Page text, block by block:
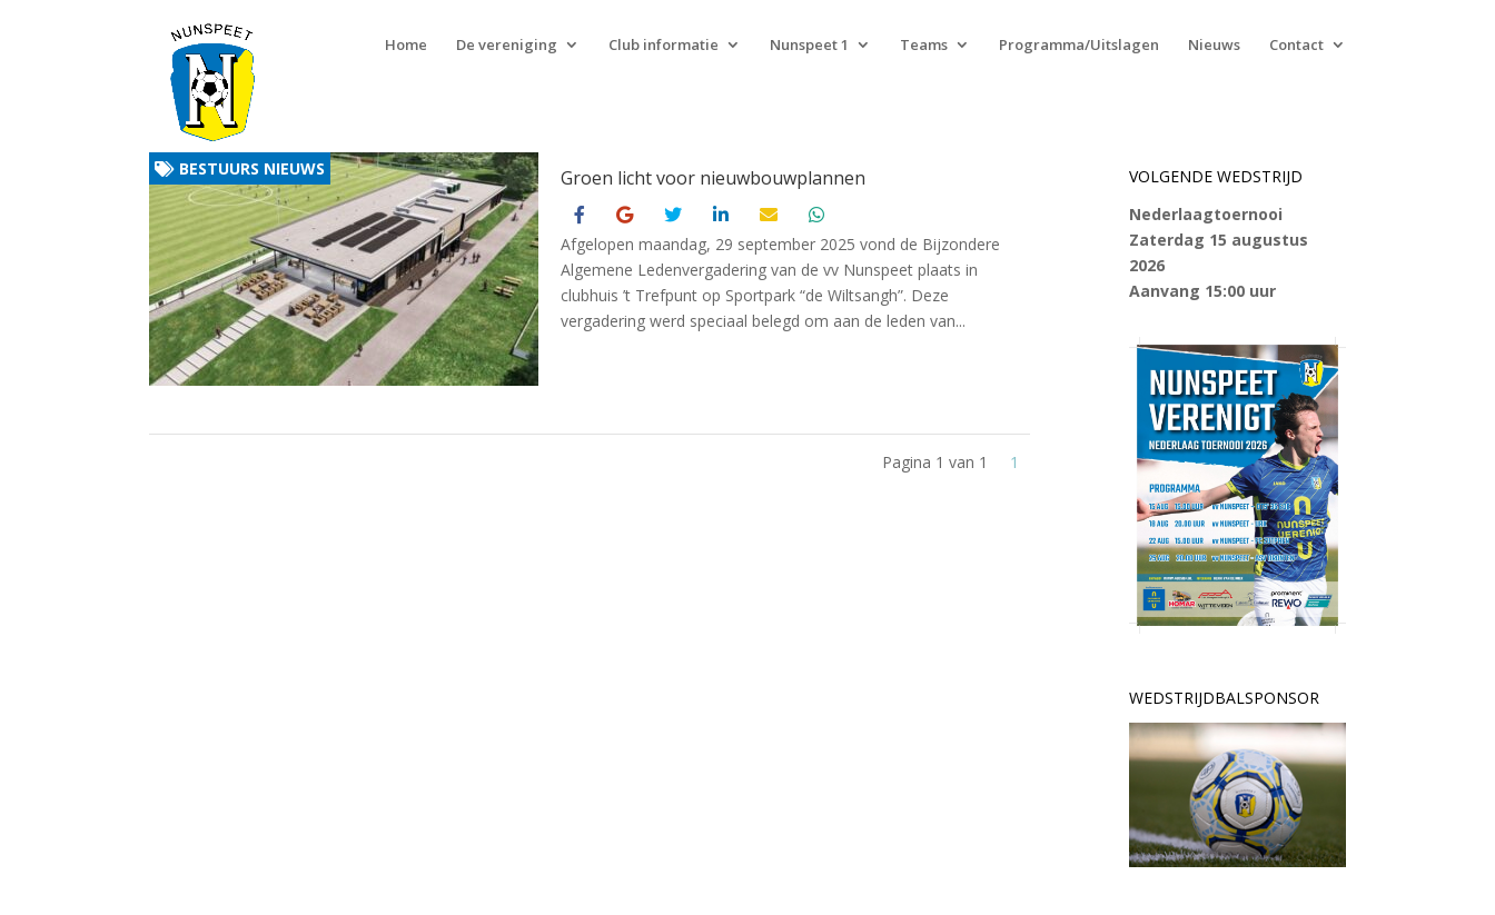
Home De vereniging Club informatie Nunspeet 1 Teams Programma/Uitslagen Nieuws Contact
Groen licht voor nieuwbouwplannen
BESTUURS NIEUWS
Afgelopen maandag, 29 september 2025 vond de Bijzondere
Algemene Ledenvergadering van de vv Nunspeet plaats in
clubhuis ’t Trefpunt op Sportpark “de Wiltsangh”. Deze
vergadering werd speciaal belegd om aan de leden van...
Pagina 1 van 1 1
VOLGENDE WEDSTRIJD
Nederlaagtoernooi
Zaterdag 15 augustus
2026
Aanvang 15:00 uur
WEDSTRIJDBALSPONSOR